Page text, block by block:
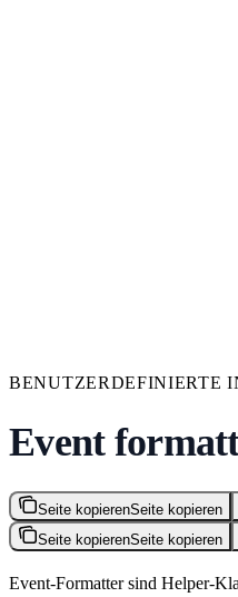
BENUTZERDEFINIERTE
Event
Seite kopierenSeite kopieren
Seite kopierenSeite kopieren
Event-Formatter sind Helper-